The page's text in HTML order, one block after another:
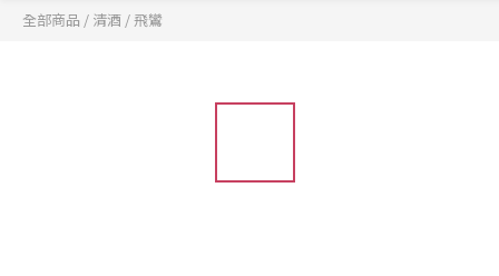
全部商品 / 清酒 /飛鸞